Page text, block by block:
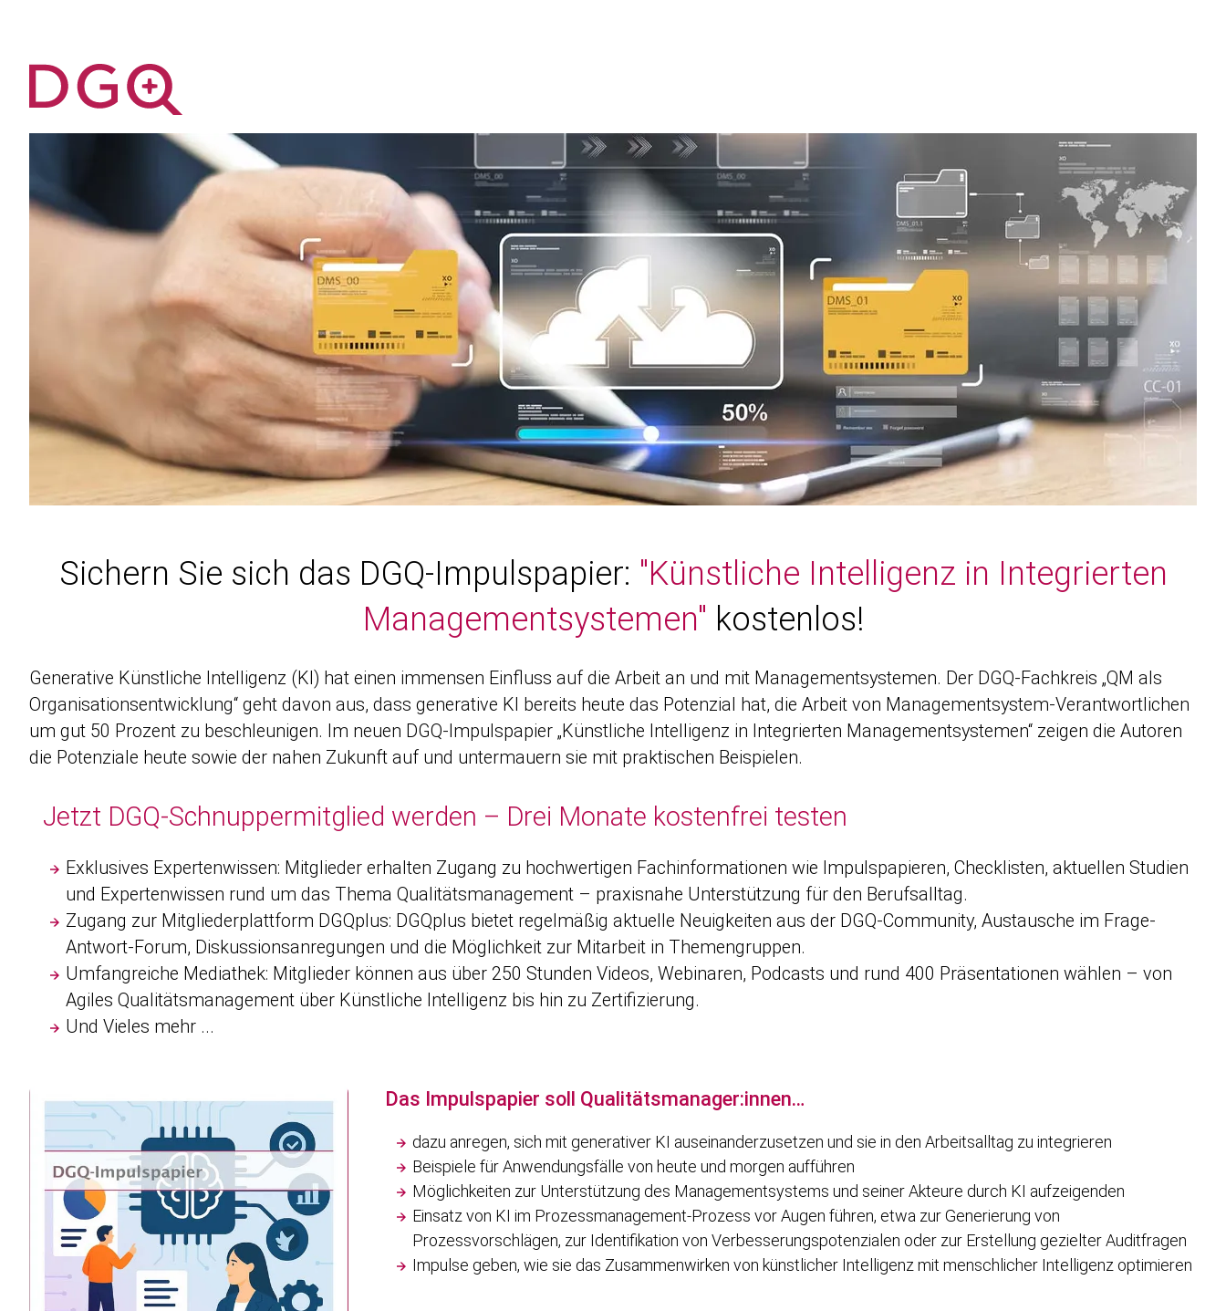
Sichern Sie sich das DGQ-Impulspapier: "Künstliche Intelligenz in Integrierten
Managementsystemen" kostenlos!
Generative Künstliche Intelligenz (KI) hat einen immensen Einfluss auf die Arbeit an und mit Managementsystemen. Der DGQ-Fachkreis „QM als
Organisati­onsentwicklung“ geht davon aus, dass generative KI bereits heute das Potenzial hat, die Arbeit von Managementsys­tem-Verantwortlichen
um gut 50 Prozent zu beschleuni­gen. Im neuen DGQ-Impulspapier „Künstliche Intelligenz in Integrierten Managementsystemen“ zeigen die Autoren
die Potenziale heute sowie der nahen Zukunft auf und untermauern sie mit praktischen Beispie­len.
Jetzt DGQ-Schnuppermitglied werden – Drei Monate kostenfrei testen
Exklusives Expertenwissen: Mitglieder erhalten Zugang zu hochwertigen Fachinformationen wie Impulspapieren, Checklisten, aktuellen Studien
und Expertenwissen rund um das Thema Qualitätsmanagement – praxisnahe Unterstützung für den Berufsalltag.
Zugang zur Mitgliederplattform DGQplus: DGQplus bietet regelmäßig aktuelle Neuigkeiten aus der DGQ-Community, Austausche im Frage-
Antwort-Forum, Diskussionsanregungen und die Möglichkeit zur Mitarbeit in Themengruppen.
Umfangreiche Mediathek: Mitglieder können aus über 250 Stunden Videos, Webinaren, Podcasts und rund 400 Präsentationen wählen – von
Agiles Qualitätsmanagement über Künstliche Intelligenz bis hin zu Zertifizierung.
Und Vieles mehr ...
Das Impulspapier soll Qualitätsmanager:innen…
dazu anregen, sich mit generativer KI auseinanderzusetzen und sie in den Arbeitsalltag zu integrieren
Beispiele für Anwendungsfälle von heute und morgen aufführen
Möglichkeiten zur Unterstützung des Manage­mentsystems und seiner Akteure durch KI aufzeigenden
Einsatz von KI im Prozessmanagement-Prozess vor Augen führen, etwa zur Generierung von
Prozessvorschlägen, zur Identifikation von Verbesserungspotenzialen oder zur Erstellung gezielter Auditfragen
Impulse geben, wie sie das Zusammenwirken von künstlicher Intelligenz mit menschlicher Intelligenz optimieren